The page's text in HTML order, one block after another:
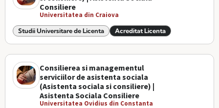
Consiliere
Universitatea din Craiova
Studii Universitare de Licenta Acreditat Licenta
Consilierea si managementul
serviciilor de asistenta sociala
(Asistenta sociala si consiliere) |
Asistenta Sociala Consiliere
Universitatea Ovidius din Constanta